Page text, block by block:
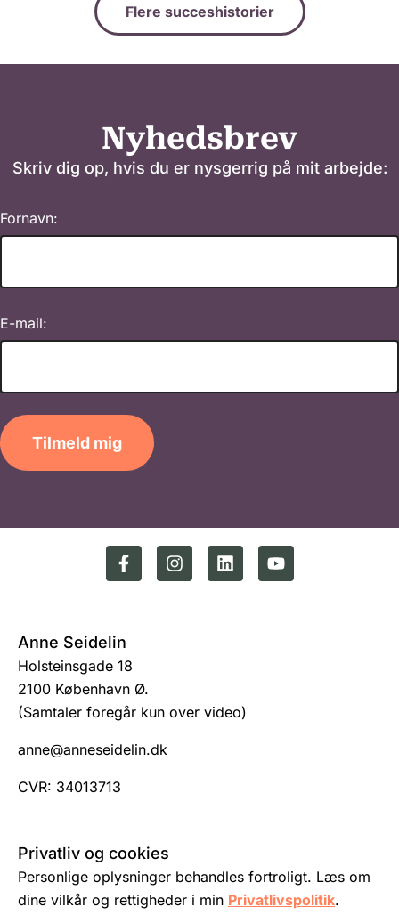
Flere succeshistorier
Nyhedsbrev
Skriv dig op, hvis du er nysgerrig på mit arbejde:
Fornavn:
E-mail:
Tilmeld mig
Anne Seidelin
Holsteinsgade 18
2100 København Ø.
(Samtaler foregår kun over video)
anne@anneseidelin.dk
CVR: 34013713
Privatliv og cookies
Personlige oplysninger behandles fortroligt. Læs om
dine vilkår og rettigheder i min Privatlivspolitik.